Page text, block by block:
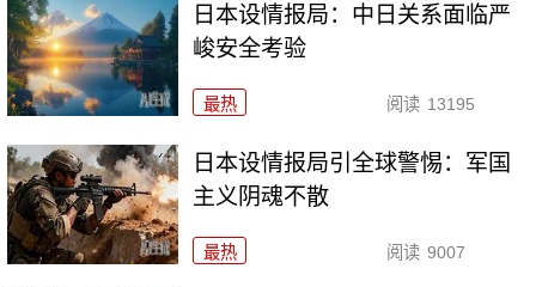
日本设情报局：中日关系面临严
峻安全考验
最热 阅读 13195
日本设情报局引全球警惕：军国
主义阴魂不散
最热 阅读 9007